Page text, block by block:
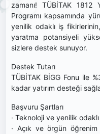
zamanı! TÜBİTAK 1812
Programı kapsamında
yenilik odaklı iş
yaratma potansiyeli
sizlere destek sunuyor.
Destek Tutarı
TÜBİTAK BİGG Fonu ile
kadar yatırım desteği
Başvuru Şartları
· Teknoloji ve yenilik
· Açık ve örgün